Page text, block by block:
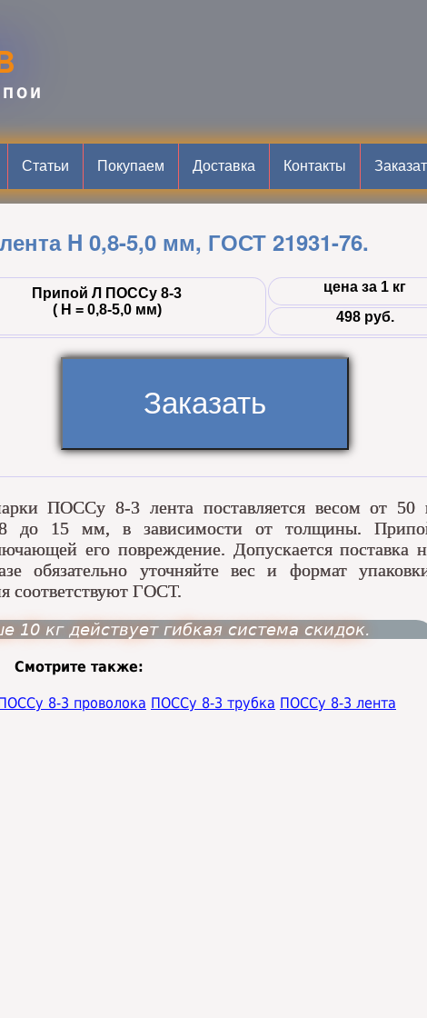
Статьи Покупаем Доставка Контакты
H 0,8-5,0 мм, ГОСТ 21931-76.
Припой Л ПОССу 8-3
( Н = 0,8-5,0 мм)
цена за 1 кг
498 руб.
ПОССу 8-3 лента поставляется весом от 50
до 15 мм, в зависимости от толщины.
его повреждение. Допускается поставка
обязательно уточняйте вес и формат
соответствуют ГОСТ.
10 кг действует гибкая система скидок.
Смотрите также:
8-3 проволока ПОССу 8-3 трубка ПОССу 8-3 лента